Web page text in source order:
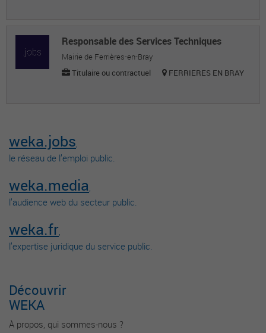
Responsable des Services Techniques
Mairie de Ferrières-en-Bray
Titulaire ou contractuel
FERRIERES EN BRAY
weka.jobs,
le réseau de l’emploi public.
weka.media,
l’audience web du secteur public.
weka.fr,
l’expertise juridique du service public.
Découvrir
WEKA
À propos, qui sommes-nous ?